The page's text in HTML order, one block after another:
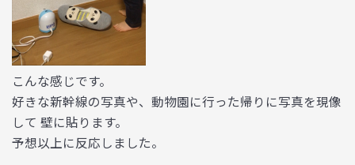
こんな感じです。
好きな新幹線の写真や、動物園に行った帰りに写真を現像
して 壁に貼ります。
予想以上に反応しました。